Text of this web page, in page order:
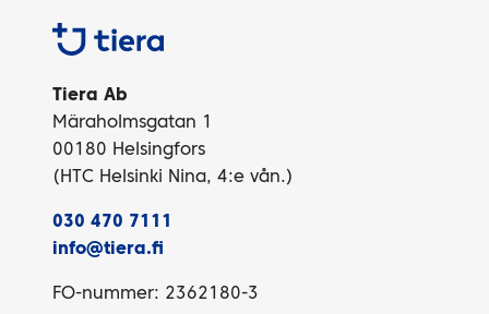
Tiera
Tiera Ab
Märaholmsgatan 1
00180 Helsingfors
(HTC Helsinki Nina, 4:e vån.)
030 470 7111
info@tiera.fi
FO-nummer: 2362180-3